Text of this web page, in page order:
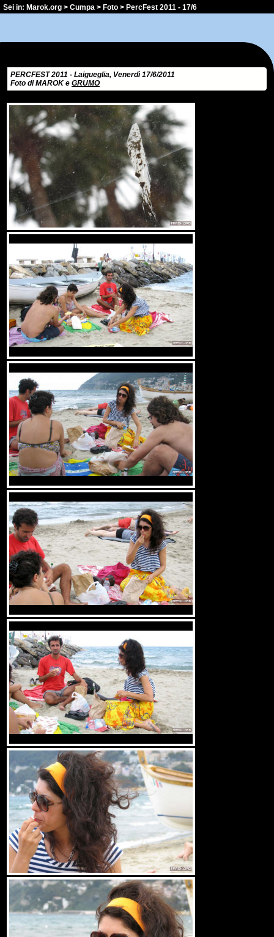
Sei in: Marok.org > Cumpa > Foto > PercFest 2011 - 17/6
PERCFEST 2011 - Laigueglia, Venerdì 17/6/2011
Foto di MAROK e GRUMO